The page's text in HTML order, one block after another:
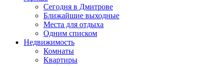
Сегодня в Дмитрове
Ближайшие выходные
Места для отдыха
Одним списком
Недвижимость
Комнаты
Квартиры